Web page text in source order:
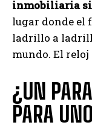
inmobiliaria
lugar donde el
ladrillo a
mundo. El reloj
¿UN
PARA